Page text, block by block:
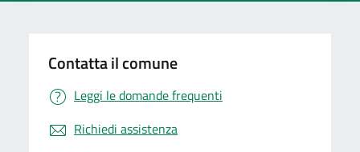
Contatta il comune
Leggi le domande frequenti
Richiedi assistenza